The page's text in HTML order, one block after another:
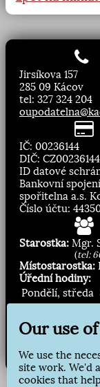
Jirsíkova 157
285 09 Kácov
tel: 327 324 204
IČ: 00236144
DIČ: CZ00236144
ID datové
Bankovní
spořitelna a.s.
Číslo účtu:
Starostka: Mgr.
(tel:
Místostarostka:
Úřední hodiny:
Pondělí, středa
Our use
We use the
site work. We'd
cookies that